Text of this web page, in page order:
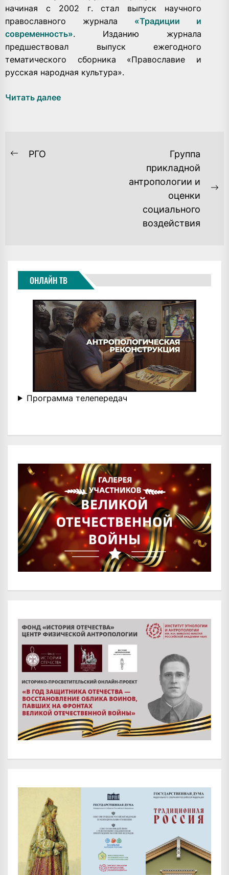
начиная с 2002 г. стал выпуск научного
православного журнала «Традиции и
современность». Изданию журнала
предшествовал выпуск ежегодного
тематического сборника «Православие и
русская народная культура».
Читать далее
НАВИГАЦИЯ
Previous
РГО
Группа
прикладной
антропологии и
оценки
социального
воздействия
ОНЛАЙН ТВ
Программа телепередач